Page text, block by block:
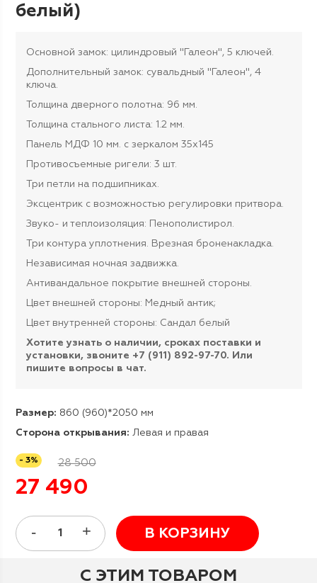
белый)
Основной замок: цилиндровый "Галеон", 5 ключей.
Дополнительный замок: сувальдный "Галеон", 4
ключа.
Толщина дверного полотна: 96 мм.
Толщина стального листа: 1.2 мм.
Панель МДФ 10 мм. с зеркалом 35х145
Противосъемные ригели: 3 шт.
Три петли на подшипниках.
Эксцентрик с возможностью регулировки притвора.
Звуко- и теплоизоляция: Пенополистирол.
Три контура уплотнения. Врезная броненакладка.
Независимая ночная задвижка.
Антивандальное покрытие внешней стороны.
Цвет внешней стороны: Медный антик;
Цвет внутренней стороны: Сандал белый
Хотите узнать о наличии, сроках поставки и
установки, звоните +7 (911) 892-97-70. Или
пишите вопросы в чат.
Размер: 860 (960)*2050 мм
Сторона открывания: Левая и правая
- 3% 28 500
27 490
В КОРЗИНУ
С ЭТИМ ТОВАРОМ